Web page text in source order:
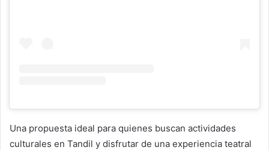
Una propuesta ideal para quienes buscan actividades
culturales en Tandil y disfrutar de una experiencia teatral